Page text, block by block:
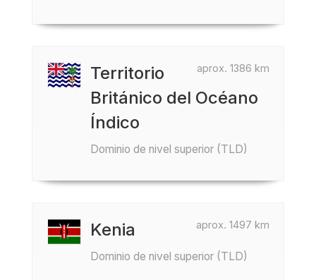
aprox. 1386 km
Territorio
Británico del Océano
Índico
Dominio de nivel superior (TLD)
aprox. 1497 km
Kenia
Dominio de nivel superior (TLD)